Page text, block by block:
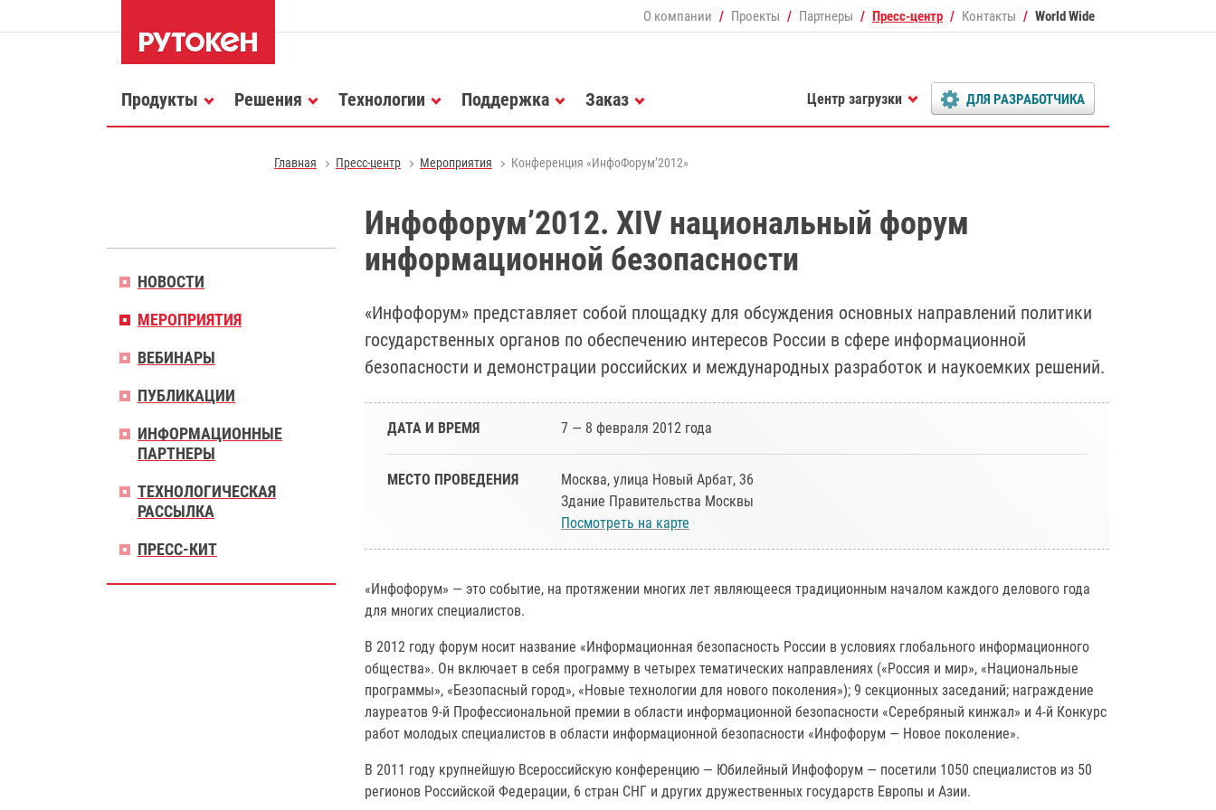
О компании Проекты Партнеры Пресс-центр Контакты World Wide
Продукты Решения Технологии Поддержка Заказ Центр загрузки ДЛЯ РАЗРАБОТЧИКА
Главная Пресс-центр Мероприятия Конференция «ИнфоФорум’2012»
Инфофорум’2012. XIV национальный форум
информационной безопасности
«Инфофорум» представляет собой площадку для обсуждения основных направлений политики
государственных органов по обеспечению интересов России в сфере информационной
безопасности и демонстрации российских и международных разработок и наукоемких решений.
ДАТА И ВРЕМЯ 7 — 8 февраля 2012 года
МЕСТО ПРОВЕДЕНИЯ
Москва, улица Новый Арбат, 36
Здание Правительства Москвы
Посмотреть на карте
«Инфофорум» — это событие, на протяжении многих лет являющееся традиционным началом каждого делового года
для многих специалистов.
В 2012 году форум носит название «Информационная безопасность России в условиях глобального информационного
общества». Он включает в себя программу в четырех тематических направлениях («Россия и мир», «Национальные
программы», «Безопасный город», «Новые технологии для нового поколения»); 9 секционных заседаний; награждение
лауреатов 9-й Профессиональной премии в области информационной безопасности «Серебряный кинжал» и 4-й Конкурс
работ молодых специалистов в области информационной безопасности «Инфофорум — Новое поколение».
В 2011 году крупнейшую Всероссийскую конференцию — Юбилейный Инфофорум — посетили 1050 специалистов из 50
регионов Российской Федерации, 6 стран СНГ и других дружественных государств Европы и Азии.
НОВОСТИ
МЕРОПРИЯТИЯ
ВЕБИНАРЫ
ПУБЛИКАЦИИ
ИНФОРМАЦИОННЫЕ
ПАРТНЕРЫ
ТЕХНОЛОГИЧЕСКАЯ
РАССЫЛКА
ПРЕСС-КИТ